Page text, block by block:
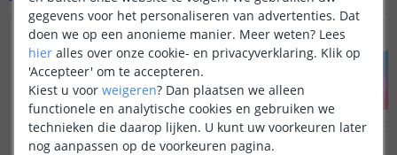
VOORDEELSET
gegevens voor het personaliseren van advertenties. Dat
doen we op een anonieme manier. Meer weten? Lees
hier alles over onze cookie- en privacyverklaring. Klik op
'Accepteer' om te accepteren.
Kiest u voor weigeren? Dan plaatsen we alleen
functionele en analytische cookies en gebruiken we
technieken die daarop lijken. U kunt uw voorkeuren later
nog aanpassen op de voorkeuren pagina.